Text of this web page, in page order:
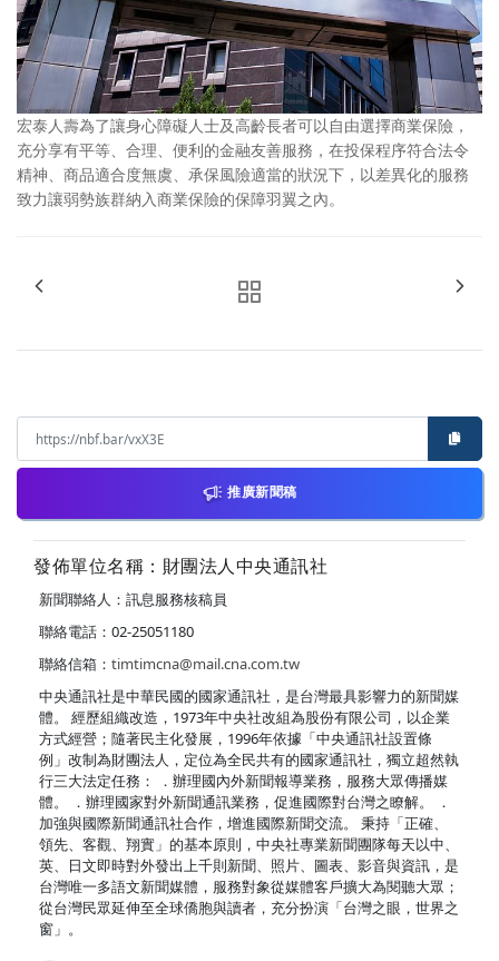
宏泰人壽為了讓身心障礙人士及高齡長者可以自由選擇商業保險，
充分享有平等、合理、便利的金融友善服務，在投保程序符合法令
精神、商品適合度無虞、承保風險適當的狀況下，以差異化的服務
致力讓弱勢族群納入商業保險的保障羽翼之內。
推廣新聞稿
發佈單位名稱：財團法人中央通訊社
新聞聯絡人：訊息服務核稿員
聯絡電話：02-25051180
聯絡信箱： timtimcna@mail.cna.com.tw
中央通訊社是中華民國的國家通訊社，是台灣最具影響力的新聞媒
體。 經歷組織改造，1973年中央社改組為股份有限公司，以企業
方式經營；隨著民主化發展，1996年依據「中央通訊社設置條
例」改制為財團法人，定位為全民共有的國家通訊社，獨立超然執
行三大法定任務： ．辦理國內外新聞報導業務，服務大眾傳播媒
體。 ．辦理國家對外新聞通訊業務，促進國際對台灣之瞭解。 ．
加強與國際新聞通訊社合作，增進國際新聞交流。 秉持「正確、
領先、客觀、翔實」的基本原則，中央社專業新聞團隊每天以中、
英、日文即時對外發出上千則新聞、照片、圖表、影音與資訊，是
台灣唯一多語文新聞媒體，服務對象從媒體客戶擴大為閱聽大眾；
從台灣民眾延伸至全球僑胞與讀者，充分扮演「台灣之眼，世界之
窗」。